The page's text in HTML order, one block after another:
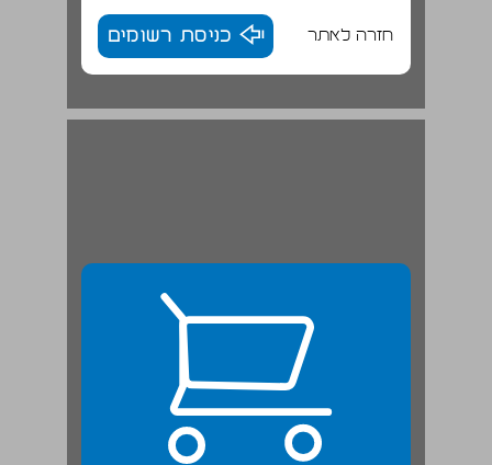
חזרה לאתר כניסת רשומים
העץ הוא גבוה | שיר זמר ... 17